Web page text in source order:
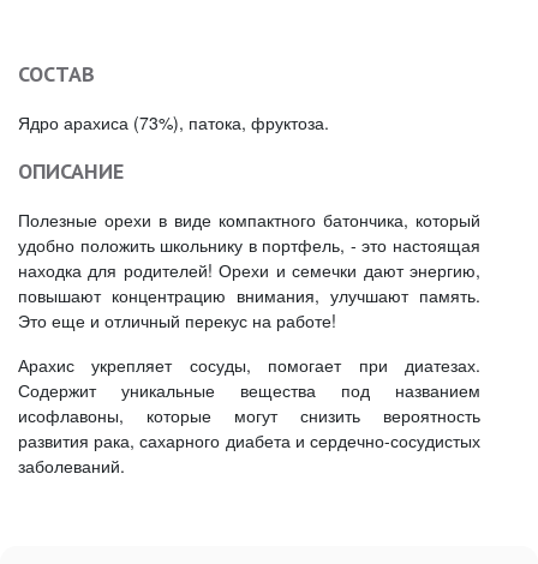
СОСТАВ
Ядро арахиса (73%), патока, фруктоза.
ОПИСАНИЕ
Полезные орехи в виде компактного батончика, который
удобно положить школьнику в портфель, - это настоящая
находка для родителей! Орехи и семечки дают энергию,
повышают концентрацию внимания, улучшают память.
Это еще и отличный перекус на работе!
Арахис укрепляет сосуды, помогает при диатезах.
Содержит уникальные вещества под названием
исофлавоны, которые могут снизить вероятность
развития рака, сахарного диабета и сердечно-сосудистых
заболеваний.